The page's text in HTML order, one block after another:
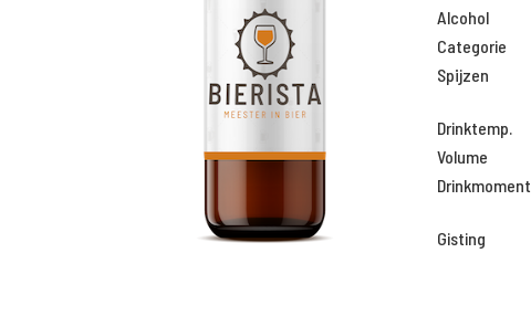
Alcohol
Categorie
Spijzen
Drinktemp.
Volume
Drinkmoment
Gisting